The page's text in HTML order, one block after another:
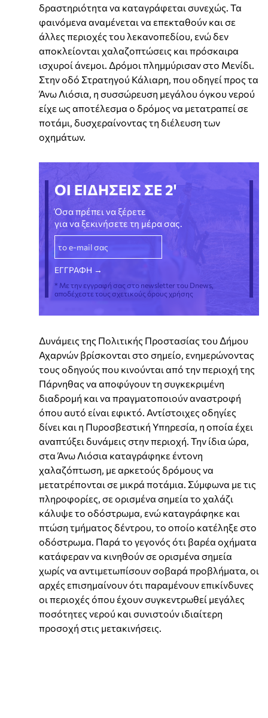
δραστηριότητα να καταγράφεται συνεχώς. Τα
φαινόμενα αναμένεται να επεκταθούν και σε
άλλες περιοχές του λεκανοπεδίου, ενώ δεν
αποκλείονται χαλαζοπτώσεις και πρόσκαιρα
ισχυροί άνεμοι. Δρόμοι πλημμύρισαν στο Μενίδι.
Στην οδό Στρατηγού Κάλιαρη, που οδηγεί προς τα
Άνω Λιόσια, η συσσώρευση μεγάλου όγκου νερού
είχε ως αποτέλεσμα ο δρόμος να μετατραπεί σε
ποτάμι, δυσχεραίνοντας τη διέλευση των
οχημάτων.
ΟΙ ΕΙΔΗΣΕΙΣ ΣΕ 2'
Όσα πρέπει να ξέρετε
για να ξεκινήσετε τη μέρα σας.
* Με την εγγραφή σας στο newsletter του Dnews,
αποδέχεστε τους σχετικούς όρους χρήσης
Δυνάμεις της Πολιτικής Προστασίας του Δήμου
Αχαρνών βρίσκονται στο σημείο, ενημερώνοντας
τους οδηγούς που κινούνται από την περιοχή της
Πάρνηθας να αποφύγουν τη συγκεκριμένη
διαδρομή και να πραγματοποιούν αναστροφή
όπου αυτό είναι εφικτό. Αντίστοιχες οδηγίες
δίνει και η Πυροσβεστική Υπηρεσία, η οποία έχει
αναπτύξει δυνάμεις στην περιοχή. Την ίδια ώρα,
στα Άνω Λιόσια καταγράφηκε έντονη
χαλαζόπτωση, με αρκετούς δρόμους να
μετατρέπονται σε μικρά ποτάμια. Σύμφωνα με τις
πληροφορίες, σε ορισμένα σημεία το χαλάζι
κάλυψε το οδόστρωμα, ενώ καταγράφηκε και
πτώση τμήματος δέντρου, το οποίο κατέληξε στο
οδόστρωμα. Παρά το γεγονός ότι βαρέα οχήματα
κατάφεραν να κινηθούν σε ορισμένα σημεία
χωρίς να αντιμετωπίσουν σοβαρά προβλήματα, οι
αρχές επισημαίνουν ότι παραμένουν επικίνδυνες
οι περιοχές όπου έχουν συγκεντρωθεί μεγάλες
ποσότητες νερού και συνιστούν ιδιαίτερη
προσοχή στις μετακινήσεις.